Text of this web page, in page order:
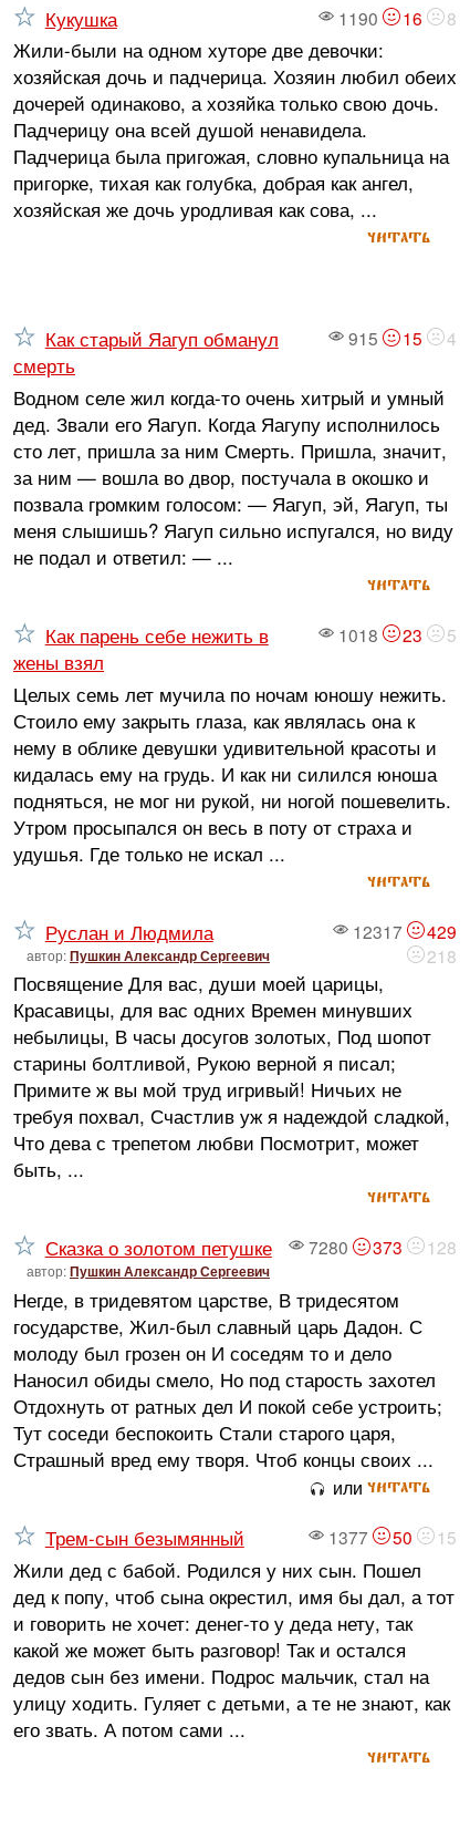
1190 16 8
Кукушка
Жили-были на одном хуторе две девочки:
хозяйская дочь и падчерица. Хозяин любил обеих
дочерей одинаково, а хозяйка только свою дочь.
Падчерицу она всей душой ненавидела.
Падчерица была пригожая, словно купальница на
пригорке, тихая как голубка, добрая как ангел,
хозяйская же дочь уродливая как сова, ...
читать
915 15 4
Как старый Яагуп обманул
смерть
Водном селе жил когда-то очень хитрый и умный
дед. Звали его Яагуп. Когда Яагупу исполнилось
сто лет, пришла за ним Смерть. Пришла, значит,
за ним — вошла во двор, постучала в окошко и
позвала громким голосом: — Яагуп, эй, Яагуп, ты
меня слышишь? Яагуп сильно испугался, но виду
не подал и ответил: — ...
читать
1018 23 5
Как парень себе нежить в
жены взял
Целых семь лет мучила по ночам юношу нежить.
Стоило ему закрыть глаза, как являлась она к
нему в облике девушки удивительной красоты и
кидалась ему на грудь. И как ни силился юноша
подняться, не мог ни рукой, ни ногой пошевелить.
Утром просыпался он весь в поту от страха и
удушья. Где только не искал ...
читать
12317
429
218
Руслан и Людмила
автор:Пушкин Александр Сергеевич
Посвящение Для вас, души моей царицы,
Красавицы, для вас одних Времен минувших
небылицы, В часы досугов золотых, Под шопот
старины болтливой, Рукою верной я писал;
Примите ж вы мой труд игривый! Ничьих не
требуя похвал, Счастлив уж я надеждой сладкой,
Что дева с трепетом любви Посмотрит, может
быть, ...
читать
7280 373 128
Сказка о золотом петушке
автор:Пушкин Александр Сергеевич
Негде, в тридевятом царстве, В тридесятом
государстве, Жил-был славный царь Дадон. С
молоду был грозен он И соседям то и дело
Наносил обиды смело, Но под старость захотел
Отдохнуть от ратных дел И покой себе устроить;
Тут соседи беспокоить Стали старого царя,
Страшный вред ему творя. Чтоб концы своих ...
или читать
1377 50 15
Трем-сын безымянный
Жили дед с бабой. Родился у них сын. Пошел
дед к попу, чтоб сына окрестил, имя бы дал, а тот
и говорить не хочет: денег-то у деда нету, так
какой же может быть разговор! Так и остался
дедов сын без имени. Подрос мальчик, стал на
улицу ходить. Гуляет с детьми, а те не знают, как
его звать. А потом сами ...
читать